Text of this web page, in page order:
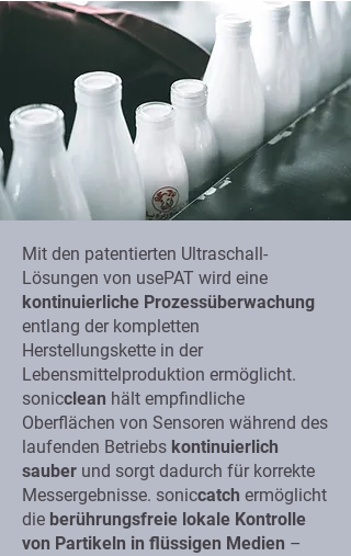
Mit den patentierten Ultraschall-
Lösungen von usePAT wird eine
kontinuierliche Prozessüberwachung
entlang der kompletten
Herstellungskette in der
Lebensmittelproduktion ermöglicht.
sonicclean hält empfindliche
Oberflächen von Sensoren während des
laufenden Betriebs kontinuierlich
sauber und sorgt dadurch für korrekte
Messergebnisse. soniccatch ermöglicht
die berührungsfreie lokale Kontrolle
von Partikeln in flüssigen Medien –